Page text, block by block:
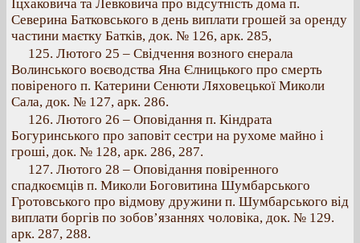
Іцхаковича та Левковича про відсутність дома п.
Северина Батковського в день виплати грошей за оренду
частини маєтку Батків, док. № 126, арк. 285,
125. Лютого 25 – Свідчення возного єнерала
Волинського воєводства Яна Єлницького про смерть
повіреного п. Катерини Сенюти Ляховецької Миколи
Сала, док. № 127, арк. 286.
126. Лютого 26 – Оповідання п. Кіндрата
Богуринського про заповіт сестри на рухоме майно і
гроші, док. № 128, арк. 286, 287.
127. Лютого 28 – Оповідання повіренного
спадкоємців п. Миколи Боговитина Шумбарського
Гротовського про відмову дружини п. Шумбарського від
виплати боргів по зобов’язаннях чоловіка, док. № 129.
арк. 287, 288.